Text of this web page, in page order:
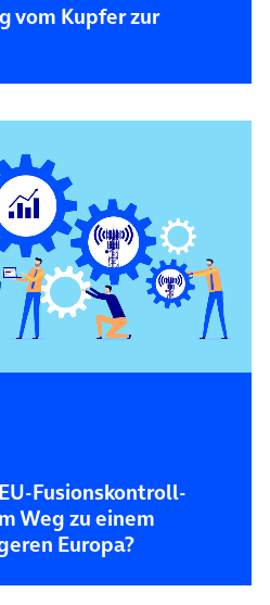
vom Kupfer zur
Fusions­kontroll­
Weg zu einem
Europa?